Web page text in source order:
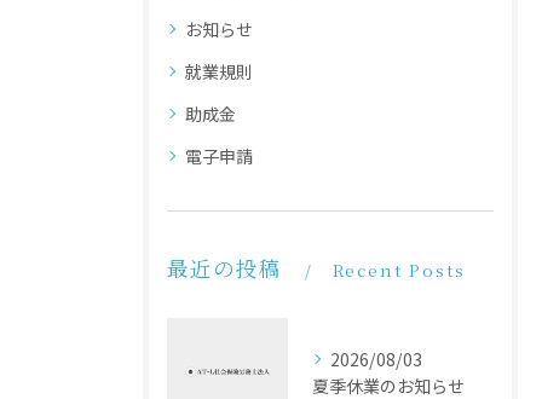
お知らせ
就業規則
助成金
電子申請
最近の投稿 Recent Posts
2026/08/03
夏季休業のお知らせ